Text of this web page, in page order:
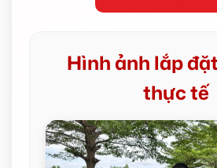
Hình ảnh lắp
thực tế